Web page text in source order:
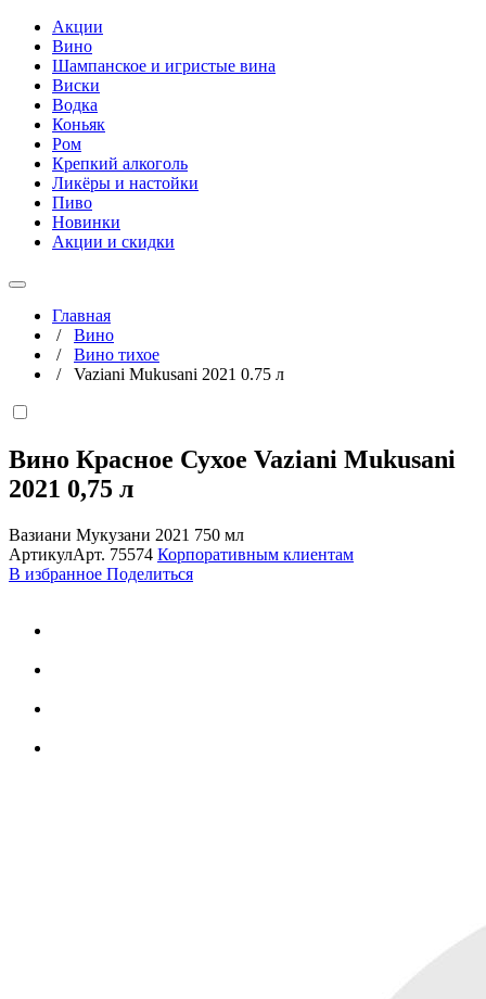
Акции
Вино
Шампанское и игристые вина
Виски
Водка
Коньяк
Ром
Крепкий алкоголь
Ликёры и настойки
Пиво
Новинки
Акции и скидки
Главная
/ Вино
/ Вино тихое
/ Vaziani Mukusani 2021 0.75 л
Вино Красное Сухое Vaziani Mukusani
2021 0,75 л
Вазиани Мукузани 2021 750 мл
АртикулАрт. 75574 Корпоративным клиентам
В избранное Поделиться